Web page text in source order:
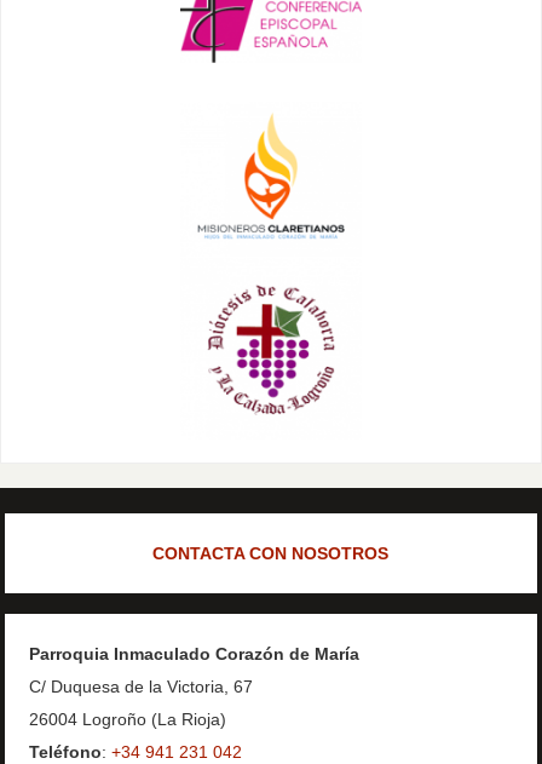
CONTACTA CON NOSOTROS
Parroquia Inmaculado Corazón de María
C/ Duquesa de la Victoria, 67
26004 Logroño (La Rioja)
Teléfono:+34 941 231 042